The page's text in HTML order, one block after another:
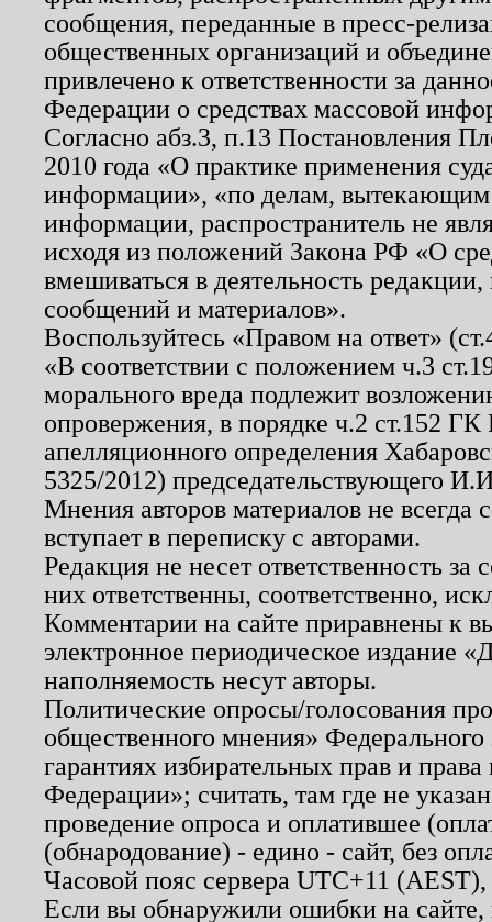
сообщения, переданные в пресс-
общественных организаций и
привлечено к ответственности за
Федерации о средствах массовой
Согласно абз.3, п.13 Постановления
2010 года «О практике применения
информации», «по делам, вытекающим
информации, распространитель не
исходя из положений Закона РФ «О
вмешиваться в деятельность
сообщений и материалов».
Воспользуйтесь «Правом на ответ»
«В соответствии с положением ч.3
морального вреда подлежит
опровержения, в порядке ч.2 ст.152
апелляционного определения
5325/2012) председательствующего
Мнения авторов материалов не
вступает в переписку с авторами.
Редакция не несет ответственность
них ответственны, соответственно,
Комментарии на сайте приравнены к
электронное периодическое издание
наполняемость несут авторы.
Политические опросы/голосования
общественного мнения»
гарантиях избирательных прав и
Федерации»; считать, там где не
проведение опроса и оплатившее
(обнародование) - едино - сайт, без
Часовой пояс сервера UTC+11
Если вы обнаружили ошибки на